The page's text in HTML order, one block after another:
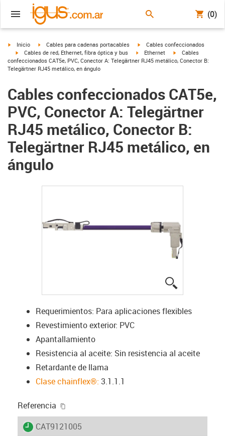
(0)
igus-icon-arrow-right
Inicio igus-icon-arrow-right
Cables para cadenas portacables igus-icon-arrow-right
Cables confeccionados
igus-icon-arrow-right
Cables de red, Ethernet, fibra óptica y bus igus-icon-arrow-right
Ethernet igus-icon-arrow-
Cables
confeccionados CAT5e, PVC, Conector A: Telegärtner RJ45 metálico, Conector B:
Telegärtner RJ45 metálico, en ángulo
Cables confeccionados CAT5e,
PVC, Conector A: Telegärtner
RJ45 metálico, Conector B:
Telegärtner RJ45 metálico, en
ángulo
Requerimientos: Para aplicaciones flexibles
Revestimiento exterior: PVC
Apantallamiento
Resistencia al aceite: Sin resistencia al aceite
Retardante de llama
Clase chainflex®: 3.1.1.1
Referencia
igus-icon-lieferzeit
CAT9121005